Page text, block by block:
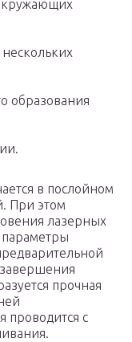
образования
в послойном
При этом
лазерных
завершения
прочная
проводится с